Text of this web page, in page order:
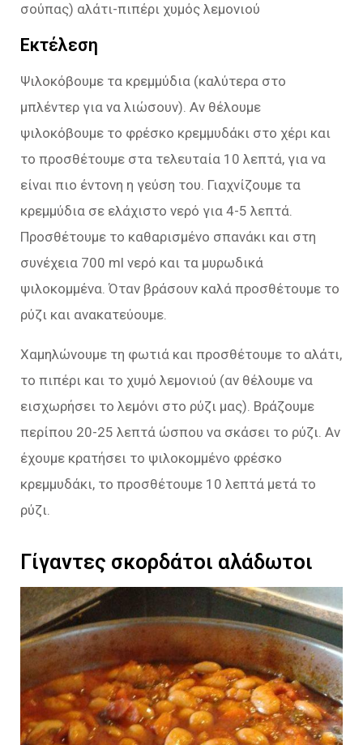
σούπας) αλάτι-πιπέρι χυμός λεμονιού
Εκτέλεση
Ψιλοκόβουμε τα κρεμμύδια (καλύτερα στο
μπλέντερ για να λιώσουν). Αν θέλουμε
ψιλοκόβουμε το φρέσκο κρεμμυδάκι στο χέρι και
το προσθέτουμε στα τελευταία 10 λεπτά, για να
είναι πιο έντονη η γεύση του. Γιαχνίζουμε τα
κρεμμύδια σε ελάχιστο νερό για 4-5 λεπτά.
Προσθέτουμε το καθαρισμένο σπανάκι και στη
συνέχεια 700 ml νερό και τα μυρωδικά
ψιλοκομμένα. Όταν βράσουν καλά προσθέτουμε το
ρύζι και ανακατεύουμε.
Χαμηλώνουμε τη φωτιά και προσθέτουμε το αλάτι,
το πιπέρι και το χυμό λεμονιού (αν θέλουμε να
εισχωρήσει το λεμόνι στο ρύζι μας). Βράζουμε
περίπου 20-25 λεπτά ώσπου να σκάσει το ρύζι. Αν
έχουμε κρατήσει το ψιλοκομμένο φρέσκο
κρεμμυδάκι, το προσθέτουμε 10 λεπτά μετά το
ρύζι.
Γίγαντες σκορδάτοι αλάδωτοι